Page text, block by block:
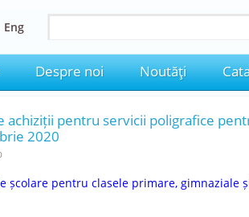
Eng
Despre noi Noutăţi
achiziții pentru servicii poligrafice
2020
școlare pentru clasele primare, gimnaziale